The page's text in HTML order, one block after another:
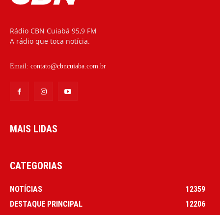
Rádio CBN Cuiabá 95,9 FM
A rádio que toca notícia.
Email: contato@cbncuiaba.com.br
MAIS LIDAS
CATEGORIAS
NOTÍCIAS
12359
DESTAQUE PRINCIPAL
12206